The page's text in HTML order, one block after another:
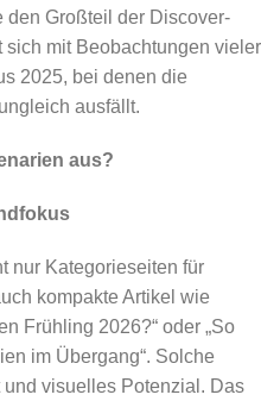
den Großteil der Discover-
mit Beobachtungen vieler
2025, bei denen die
ausfällt.
aus?
nur Kategorieseiten für
kompakte Artikel wie
Frühling 2026?“ oder „So
im Übergang“. Solche
und visuelles Potenzial. Das